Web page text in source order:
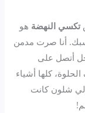
تكسي النهضة هو
أنا صرت مدمن
خل أتصل على
الحلوة، كلها أشياء
شلون كانت